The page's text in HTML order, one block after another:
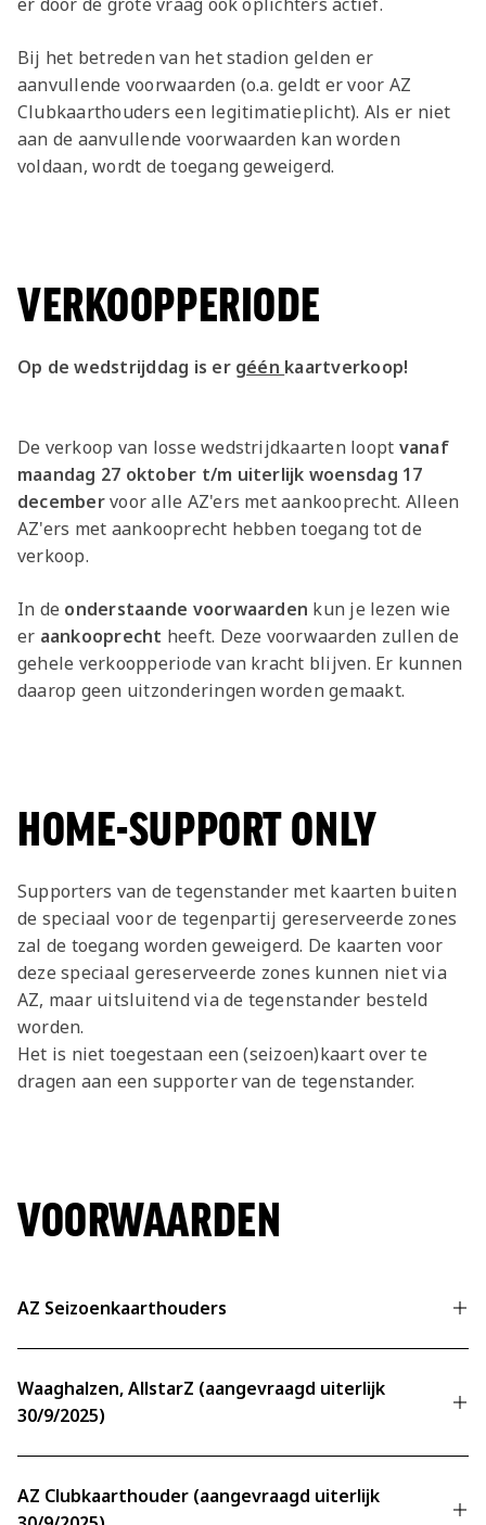
Bij het betreden van het stadion gelden er
aanvullende voorwaarden (o.a. geldt er voor AZ
Clubkaarthouders een legitimatieplicht). Als er niet
aan de aanvullende voorwaarden kan worden
voldaan, wordt de toegang geweigerd.
VERKOOPPERIODE
Op de wedstrijddag is er géén kaartverkoop!
De verkoop van losse wedstrijdkaarten loopt vanaf
maandag 27 oktober t/m uiterlijk woensdag 17
decembervoor alle AZ'ers met aankooprecht. Alleen
AZ'ers met aankooprecht hebben toegang tot de
verkoop.
In de onderstaande voorwaarden kun je lezen wie
er aankooprecht heeft. Deze voorwaarden zullen de
gehele verkoopperiode van kracht blijven. Er kunnen
daarop geen uitzonderingen worden gemaakt.
HOME-SUPPORT ONLY
Supporters van de tegenstander met kaarten buiten
de speciaal voor de tegenpartij gereserveerde zones
zal de toegang worden geweigerd. De kaarten voor
deze speciaal gereserveerde zones kunnen niet via
AZ, maar uitsluitend via de tegenstander besteld
worden.
Het is niet toegestaan een (seizoen)kaart over te
dragen aan een supporter van de tegenstander.
VOORWAARDEN
AZ Seizoenkaarthouders
AZ Seizoenkaarthouders ontvangen bij de
aanschaf van losse tickets 10% korting t.o.v.
hieronder.
Waaghalzen, AllstarZ (aangevraagd uiterlijk
30/9/2025)
Leden van de Waaghalzen/AllstarZ
AZ Clubkaarthouder (aangevraagd uiterlijk